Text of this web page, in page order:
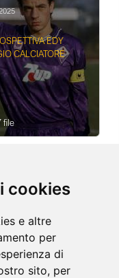
cookies
e altre
per
di
sito, per
EDY
CALCIATORE
file